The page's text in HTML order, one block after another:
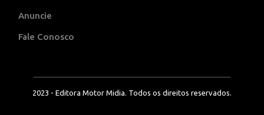
Anuncie
Fale Conosco
2023 - Editora Motor Midia. Todos os direitos reservados.